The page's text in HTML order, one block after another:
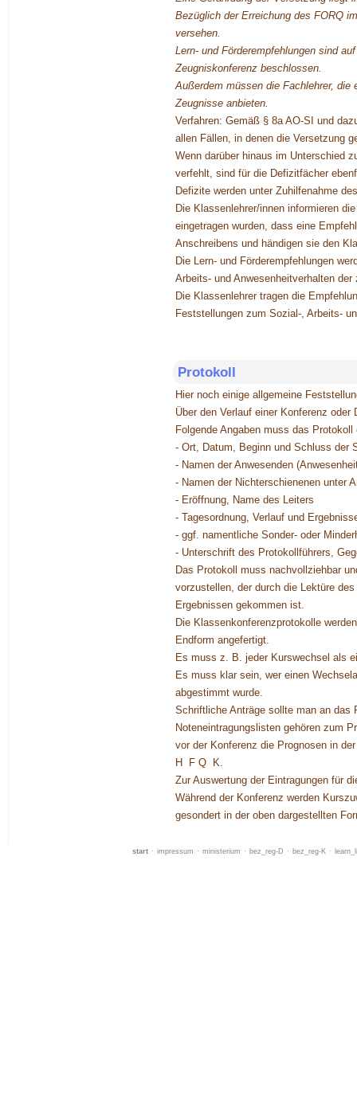
Bezüglich der Erreichung des FORQ
versehen.
Lern- und Förderempfehlungen sind
Zeugniskonferenz beschlossen.
Außerdem müssen die Fachlehrer, die
Zeugnisse anbieten.
Verfahren: Gemäß § 8a AO-SI und
allen Fällen, in denen die Versetzung
Wenn darüber hinaus im Unterschied
verfehlt, sind für die Defizitfächer
Defizite werden unter Zuhilfenahme
Die Klassenlehrer/innen informieren
eingetragen wurden, dass eine
Anschreibens und händigen sie den
Die Lern- und Förderempfehlungen
Arbeits- und Anwesenheitverhalten
Die Klassenlehrer tragen die
Feststellungen zum Sozial-, Arbeits-
Protokoll
Hier noch einige allgemeine
Über den Verlauf einer Konferenz
Folgende Angaben muss das Protokoll
- Ort, Datum, Beginn und Schluss der
- Namen der Anwesenden
- Namen der Nichterschienenen unter
- Eröffnung, Name des Leiters
- Tagesordnung, Verlauf und
- ggf. namentliche Sonder- oder
- Unterschrift des Protokollführers,
Das Protokoll muss nachvollziehbar
vorzustellen, der durch die Lektüre
Ergebnissen gekommen ist.
Die Klassenkonferenzprotokolle
Endform angefertigt.
Es muss z. B. jeder Kurswechsel als
Es muss klar sein, wer einen
abgestimmt wurde.
Schriftliche Anträge sollte man an das
Noteneintragungslisten gehören zum
vor der Konferenz die Prognosen in
H F Q K.
Zur Auswertung der Eintragungen für
Während der Konferenz werden
gesondert in der oben dargestellten
start · impressum · ministerium · bez_reg-D · bez_reg-K ·